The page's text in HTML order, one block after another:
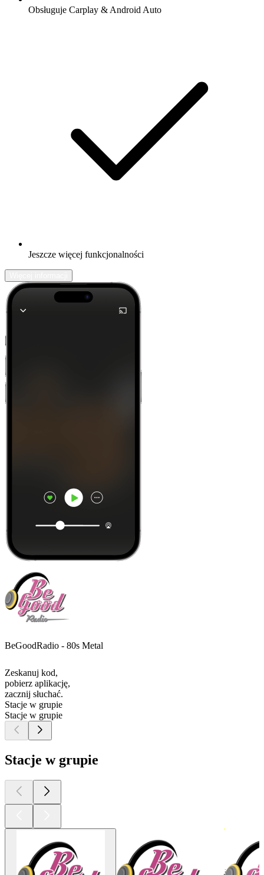
Obsługuje Carplay & Android Auto
Jeszcze więcej funkcjonalności
BeGoodRadio - 80s Metal
Zeskanuj kod,
pobierz aplikację,
zacznij słuchać.
Stacje w grupie
Stacje w grupie
Stacje w grupie